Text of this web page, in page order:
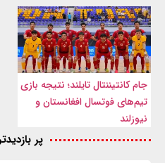
جام کانتیننتال تایلند؛ نتیجه بازی
تیم‌های فوتسال افغانستان و
نیوزلند
پر